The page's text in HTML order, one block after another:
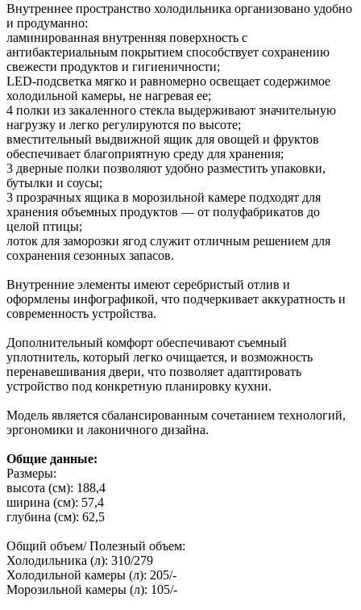
Внутреннее пространство холодильника организовано удобно
и продуманно:
ламинированная внутренняя поверхность с
антибактериальным покрытием способствует сохранению
свежести продуктов и гигиеничности;
LED-подсветка мягко и равномерно освещает содержимое
холодильной камеры, не нагревая ее;
4 полки из закаленного стекла выдерживают значительную
нагрузку и легко регулируются по высоте;
вместительный выдвижной ящик для овощей и фруктов
обеспечивает благоприятную среду для хранения;
3 дверные полки позволяют удобно разместить упаковки,
бутылки и соусы;
3 прозрачных ящика в морозильной камере подходят для
хранения объемных продуктов — от полуфабрикатов до
целой птицы;
лоток для заморозки ягод служит отличным решением для
сохранения сезонных запасов.
Внутренние элементы имеют серебристый отлив и
оформлены инфографикой, что подчеркивает аккуратность и
современность устройства.
Дополнительный комфорт обеспечивают съемный
уплотнитель, который легко очищается, и возможность
перенавешивания двери, что позволяет адаптировать
устройство под конкретную планировку кухни.
Модель является сбалансированным сочетанием технологий,
эргономики и лаконичного дизайна.
Общие данные:
Размеры:
высота (см): 188,4
ширина (см): 57,4
глубина (см): 62,5
Общий объем/ Полезный объем:
Холодильника (л): 310/279
Холодильной камеры (л): 205/-
Морозильной камеры (л): 105/-